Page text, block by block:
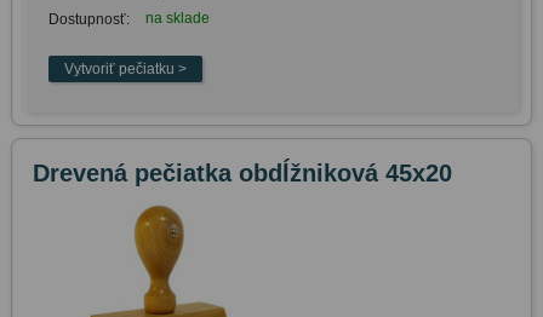
Dostupnosť: na sklade
Drevená pečiatka obdĺžniková 45x20